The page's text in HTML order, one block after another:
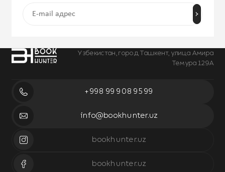
Узбекистан, город Ташкент, улица Амира
Темура 129А
+998 99 908 95 99
info@bookhunter.uz
bookhunter.uz
bookhunter.uz